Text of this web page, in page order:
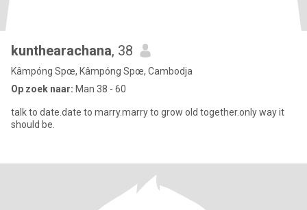
kunthearachana, 38
Kâmpóng Spœ, Kâmpóng Spœ, Cambodja
Op zoek naar: Man 38 - 60
talk to date.date to marry.marry to grow old together.only way it
should be.